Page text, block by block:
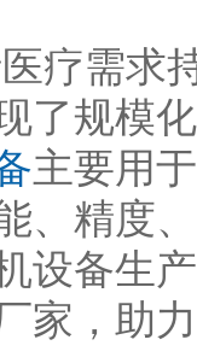
疗需求
了规模
主要用
、精度
设备生
家，助